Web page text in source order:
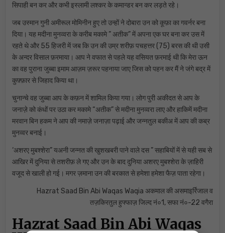
सिपाही बन कर और कभी इस्लामी लश्कर के कमान्डर बन कर लड़ते रहे।
जब उस्मान गुनी अमीरूल मोमिनीन हुए तो उन्हों ने दोबारा उन को कूफ़ा का गवर्नर बना
दिया। यह मदीना मुनव्वरा के करीब मकामे ” अतीक” में अपना एक घर बना कर उस में
रहते थे और 55 हिजरी में जब कि उन की उम्र शरीफ़ पचहत्तर (75) बरस की थी उसी
के अन्दर विसाल फ़रमाया। आप ने वफात से पहले यह वसियत फ़रमाई थी कि मेरा ऊन
का वह पुराना जुब्बा इमाम आज़म ज़रूर पहनाया जाए जिस को पहन कर मैं ने जंगे बद्र में
कुफ़्फ़ार से जिहाद किया था।
चुनान्चे वह जुब्बा आप के कफ़न में शामिल किया गया। लोग पुरी अकीदत से आप के
जनाज़े को कंधों पर उठा कर मकामे “अतीक” से मदीना मुनव्वरा लाए और हाकिमें मदीना
मरवान बिन हकम ने आप की नमाज़े जनाज़ा पढ़ाई और जन्नतुल बकीअ में आप की कब्र
मुनव्वर बनाई।
‘अशरए मुबश्शेरा” यअनी जन्नत की खुशखबरी पाने वाले दस ” सहाबियों में से यही सब से
आखिर में दुनिया से तशरीफ़ ले गए और उन के बाद दुनिया अशरए मुबश्शेरा के ज़ाहिरी
वजूद से खाली हो गई। मगर ज़माना उन की बरकात से हमेशा हमेशा फैज़ पाता रहेगा।
Hazrat Saad Bin Abi Waqas Waqia अकमाल की असमाइर्रिजाल व
तज़किरतुल हुफ्फाज़ जिल्द नं०1, सफा नं०-22 वगैरा
Hazrat Saad Bin Abi Waqas